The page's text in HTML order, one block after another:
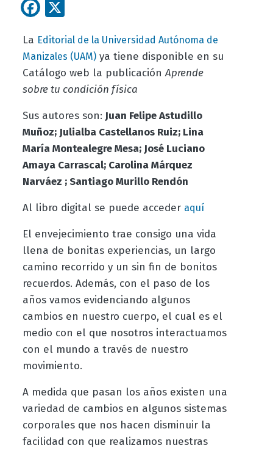
Facebook
La Editorial de la Universidad Autónoma de
Manizales (UAM)ya tiene disponible en su
Catálogo web la publicaciónAprende
sobre tu condición física
Sus autores son: Juan Felipe Astudillo
Muñoz; Julialba Castellanos Ruiz; Lina
María Montealegre Mesa; José Luciano
Amaya Carrascal; Carolina Márquez
Narváez ; Santiago Murillo Rendón
Al libro digital se puede acceder aquí
El envejecimiento trae consigo una vida
llena de bonitas experiencias, un largo
camino recorrido y un sin fin de bonitos
recuerdos. Además, con el paso de los
años vamos evidenciando algunos
cambios en nuestro cuerpo, el cual es el
medio con el que nosotros interactuamos
con el mundo a través de nuestro
movimiento.
A medida que pasan los años existen una
variedad de cambios en algunos sistemas
corporales que nos hacen disminuir la
facilidad con que realizamos nuestras